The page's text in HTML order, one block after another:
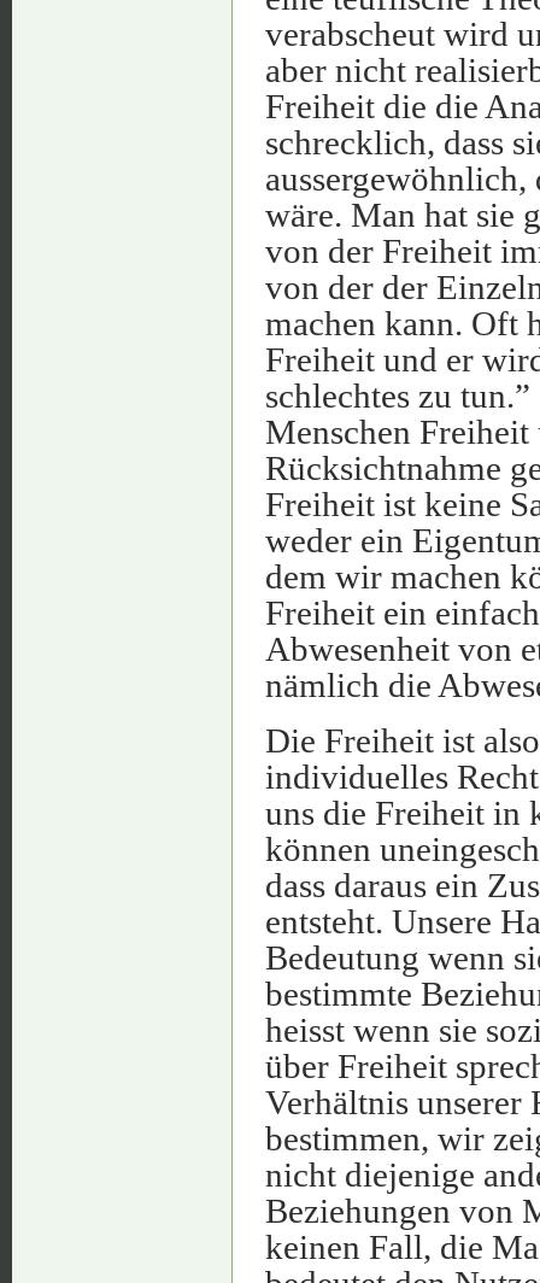
verabscheut wird
aber nicht
Freiheit die die
schrecklich, dass
wäre. Man hat sie
von der Freiheit
von der der
machen kann. Oft
Freiheit und er
schlechtes zu
Menschen
Rücksichtnahme
Freiheit ist keine
weder ein
dem wir machen
Freiheit ein
Abwesenheit von
nämlich die
Die Freiheit ist
individuelles
uns die Freiheit in
können
dass daraus ein
entsteht. Unsere
Bedeutung wenn
bestimmte
heisst wenn sie
über Freiheit
Verhältnis unserer
bestimmen, wir
nicht diejenige
Beziehungen von
keinen Fall, die